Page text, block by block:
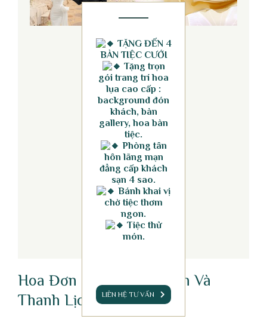
TẶNG ĐẾN 4
BÀN TIỆC CƯỚI
Tặng trọn
gói trang trí hoa
lụa cao cấp :
background đón
khách, bàn
gallery, hoa bàn
tiệc.
Phòng tân
hôn lãng mạn
đẳng cấp khách
sạn 4 sao.
Bánh khai vị
chờ tiệc thơm
ngon.
Tiệc thử
món.
LIÊN HỆ TƯ VẤN
Hoa Đơn Sắc: Sự Tối Giản Và
Thanh Lịch